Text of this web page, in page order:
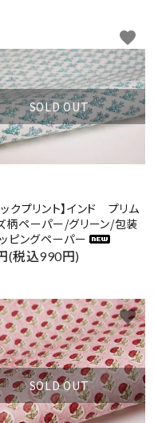
SOLD OUT
ックプリント】インド プリム
柄ペーパー/グリーン/包装
ピングペーパー
(税込990円)
favorite
SOLD OUT
favorite